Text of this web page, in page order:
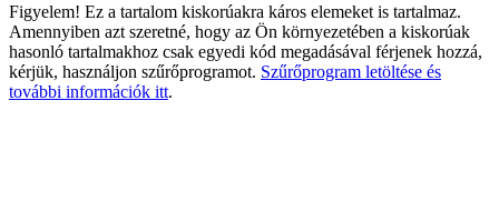
Figyelem! Ez a tartalom kiskorúakra káros elemeket is tartalmaz.
Amennyiben azt szeretné, hogy az Ön környezetében a kiskorúak
hasonló tartalmakhoz csak egyedi kód megadásával férjenek hozzá,
kérjük, használjon szűrőprogramot. Szűrőprogram letöltése és
további információk itt.